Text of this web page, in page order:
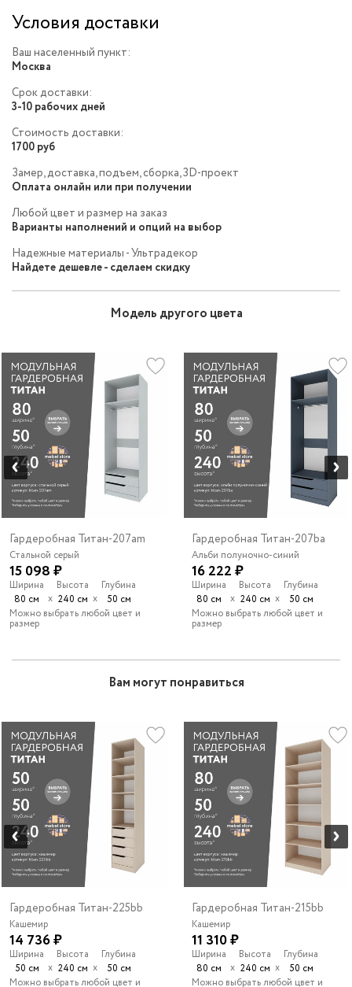
Условия доставки
Ваш населенный пункт:
Москва
Срок доставки:
3-10 рабочих дней
Стоимость доставки:
1700 руб
Замер, доставка, подъем, сборка, 3D-проект
Оплата онлайн или при получении
Любой цвет и размер на заказ
Варианты наполнений и опций на выбор
Надежные материалы - Ультрадекор
Найдете дешевле - сделаем скидку
Модель другого цвета
Гардеробная Титан-207am
Стальной серый
15 098 ₽
Ширина
80 см
х
Высота
240 см х
Глубина
50 см
Можно выбрать любой цвет и
размер
Гардеробная Титан-207ba
Альби полуночно-синий
16 222 ₽
Ширина
80 см
х
Высота
240 см х
Глубина
50 см
Можно выбрать любой цвет и
размер
Вам могут понравиться
Гардеробная Титан-225bb
Кашемир
14 736 ₽
Ширина
50 см
х
Высота
240 см х
Глубина
50 см
Можно выбрать любой цвет и
Гардеробная Титан-215bb
Кашемир
11 310 ₽
Ширина
80 см
х
Высота
240 см х
Глубина
50 см
Можно выбрать любой цвет и